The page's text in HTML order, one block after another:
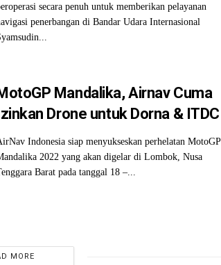
secara penuh untuk memberikan pelayanan
penerbangan di Bandar Udara Internasional
Mandalika, Airnav Cuma
Drone untuk Dorna & ITDC
Indonesia siap menyukseskan perhelatan MotoGP
2022 yang akan digelar di Lombok, Nusa
Barat pada tanggal 18 –...
MORE